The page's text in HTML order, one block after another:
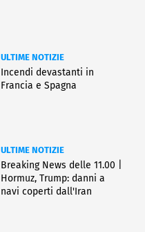
ULTIME NOTIZIE
Incendi devastanti in
Francia e Spagna
ULTIME NOTIZIE
Breaking News delle 11.00 |
Hormuz, Trump: danni a
navi coperti dall'Iran